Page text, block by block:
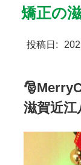
矯正の
投稿日:
滋賀近